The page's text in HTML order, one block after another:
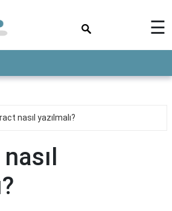
☰
nasıl yazılmalı?